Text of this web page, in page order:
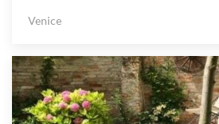
Venice